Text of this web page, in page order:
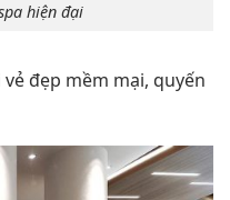
hiện đại
đẹp mềm mại, quyến